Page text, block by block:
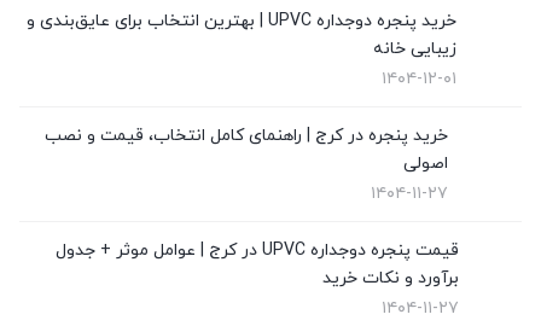
رگلاژ پنجره
شیشه سکوریت (3)
قیمت پنجره دوجداره UPVC
قیمت درب upvc(0)
خرید پنجره دوجداره UPVC | بهترین انتخاب برای عایق‌بندی و
زیبایی خانه
۱۴۰۴-۱۲-۰۱
خرید پنجره در کرج | راهنمای کامل انتخاب، قیمت و نصب
اصولی
۱۴۰۴-۱۱-۲۷
قیمت پنجره دوجداره UPVC در کرج | عوامل موثر + جدول
برآورد و نکات خرید
۱۴۰۴-۱۱-۲۷